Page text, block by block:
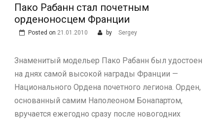
Пако Рабанн стал почетным
орденоносцем Франции
Posted on 21.01.2010 by Sergey
Знаменитый модельер Пако Рабанн был удостоен
на днях самой высокой награды Франции —
Национального Ордена почетного легиона. Орден,
основанный самим Наполеоном Бонапартом,
вручается ежегодно сразу после новогодних